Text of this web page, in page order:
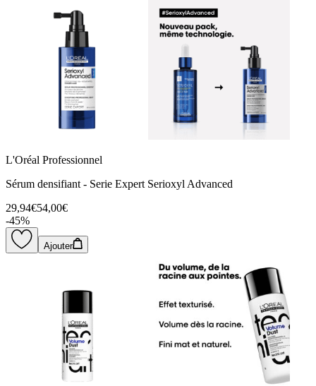
L'Oréal Professionnel
Sérum densifiant - Serie Expert Serioxyl Advanced
29,94€54,00€
-45%
Ajouter